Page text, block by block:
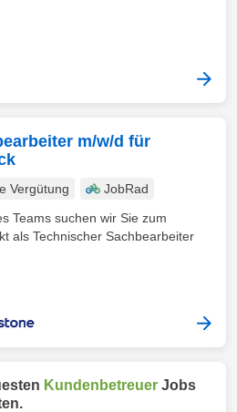
m/w/d für
Vergütung
JobRad
Teams suchen wir Sie zum
als Technischer Sachbearbeiter
Kundenbetreuer Jobs